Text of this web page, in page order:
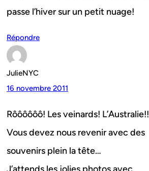
passe l’hiver sur un petit nuage!
Répondre
JulieNYC
16 novembre 2011
Rôôôôôô! Les veinards! L’Australie!!
Vous devez nous revenir avec des
souvenirs plein la tête…